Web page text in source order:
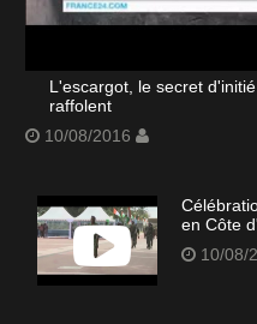
L'escargot, le secret
raffolent
10/08/2016
en Côte
10/08/